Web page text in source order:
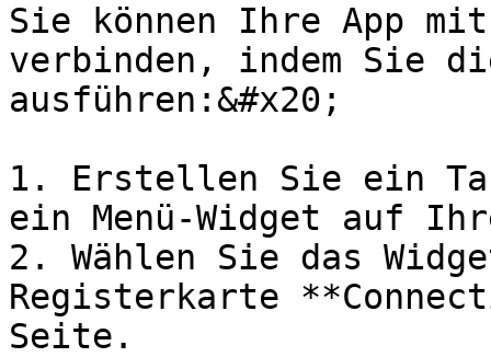
Sie können Ihre App
verbinden, indem Sie
ausführen:&#x20;
1. Erstellen Sie ein
ein Menü-Widget auf
2. Wählen Sie das
Registerkarte
Seite.